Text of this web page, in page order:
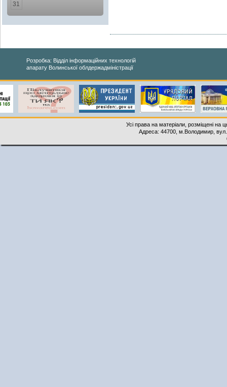
31
Розробка: Відділ інформаційних технологій
апарату Волинської облдержадміністрації
Усі права на матеріали, розміщені на
Адреса: 44700, м.Володимир,